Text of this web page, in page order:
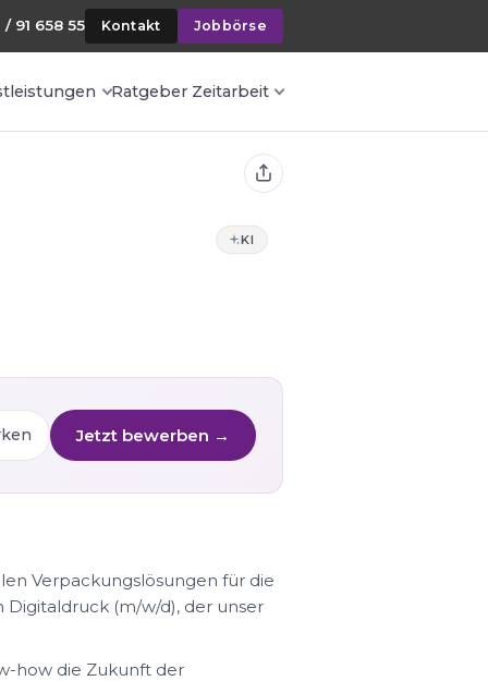
/ 91 658 55 Kontakt Jobbörse
Ratgeber Zeitarbeit
KI
Jetzt bewerben →
Verpackungslösungen für die
(m/w/d), der unser
how die Zukunft der